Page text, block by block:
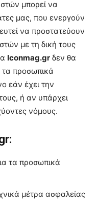
μπορεί να
μας, που ενεργούν
να προστατεύουν
με τη δική τους
Iconmag.gr δεν θα
τα προσωπικά
εάν έχει την
ή αν υπάρχει
νόμους.
τα προσωπικά
μέτρα ασφαλείας